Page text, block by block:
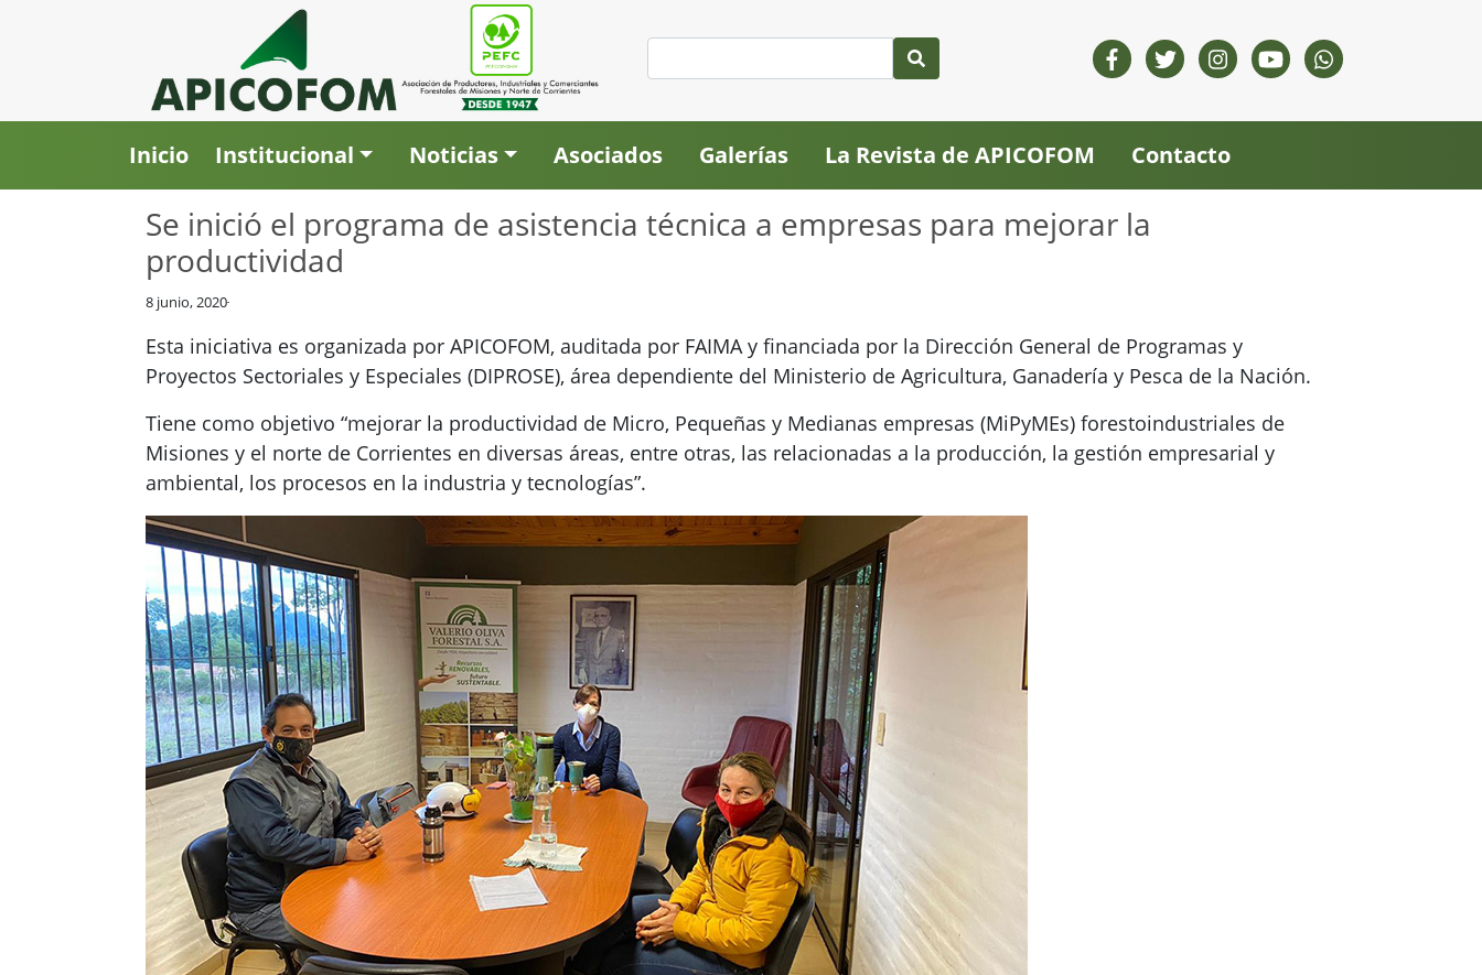
Inicio Institucional Noticias Asociados Galerías La Revista de APICOFOM Contacto
Se inició el programa de asistencia técnica a empresas para mejorar la
productividad
8 junio, 2020
Esta iniciativa es organizada por APICOFOM, auditada por FAIMA y financiada por la Dirección General de Programas y
Proyectos Sectoriales y Especiales (DIPROSE), área dependiente del Ministerio de Agricultura, Ganadería y Pesca de la Nación.
Tiene como objetivo “mejorar la productividad de Micro, Pequeñas y Medianas empresas (MiPyMEs) forestoindustriales de
Misiones y el norte de Corrientes en diversas áreas, entre otras, las relacionadas a la producción, la gestión empresarial y
ambiental, los procesos en la industria y tecnologías”.